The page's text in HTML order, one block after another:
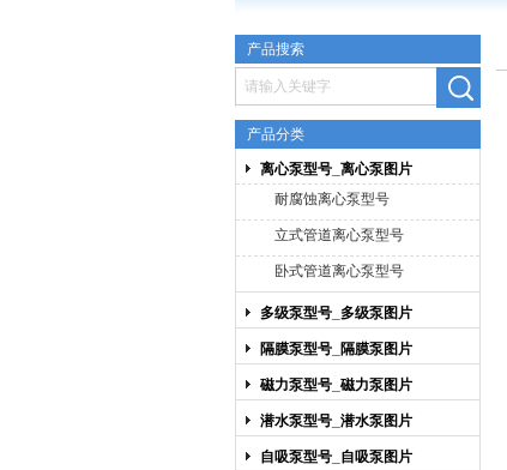
上海博禹泵业有限公司
产品搜索
产品分类
离心泵型号_离心泵图片
耐腐蚀离心泵型号
立式管道离心泵型号
卧式管道离心泵型号
多级泵型号_多级泵图片
隔膜泵型号_隔膜泵图片
磁力泵型号_磁力泵图片
潜水泵型号_潜水泵图片
自吸泵型号_自吸泵图片